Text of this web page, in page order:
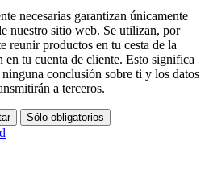
necesarias garantizan únicamente
nuestro sitio web. Se utilizan, por
reunir productos en tu cesta de la
en tu cuenta de cliente. Esto significa
conclusión sobre ti y los datos
a terceros.
Sólo obligatorios